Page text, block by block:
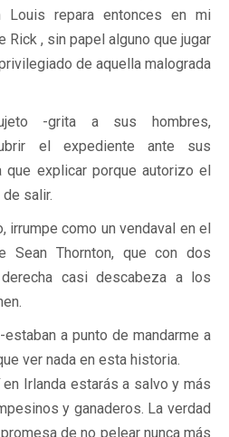
repara entonces en mi
Rick , sin papel alguno que jugar
de aquella malograda
-grita a sus hombres,
el expediente ante sus
que explicar porque autorizo el
salir.
irrumpe como un vendaval en el
Sean Thornton, que con dos
casi descabeza a los
a punto de mandarme a
ver nada en esta historia.
Irlanda estarás a salvo y más
y ganaderos. La verdad
de no pelear nunca más